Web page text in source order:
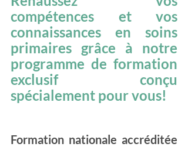
compétences et vos
connaissances en soins
primaires grâce à notre
programme de formation
exclusif conçu
spécialement pour vous!
Formation nationale accréditée